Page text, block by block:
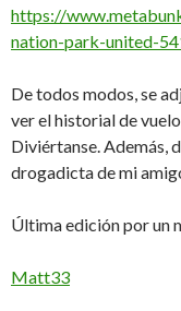
https://
nation-park-united-
De todos modos, se
ver el historial de
Diviértanse. Además,
drogadicta de mi
Última edición por un
Matt33